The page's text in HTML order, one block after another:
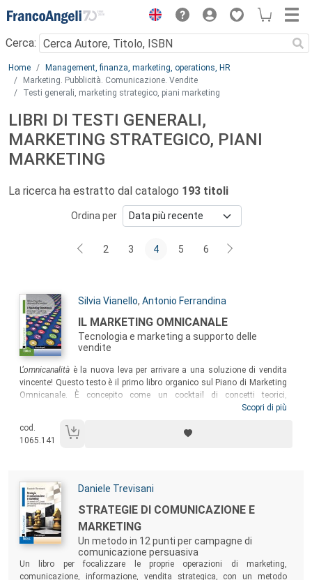
Menu
Cerca:
Main content
Home
Management, finanza, marketing, operations, HR
Marketing. Pubblicità. Comunicazione. Vendite
Testi generali, marketing strategico, piani marketing
LIBRI DI TESTI GENERALI,
MARKETING STRATEGICO, PIANI
MARKETING
La ricerca ha estratto dal catalogo 193 titoli
Ordina per
2 3 4 5 6
Autori:
Silvia Vianello, Antonio Ferrandina
Titolo:
IL MARKETING OMNICANALE
Tecnologia e marketing a supporto delle
vendite
Sommario:
L’omnicanalità è la nuova leva per arrivare a una soluzione di vendita
vincente! Questo testo è il primo libro organico sul Piano di Marketing
Omnicanale. È concepito come un cocktail di concetti teorici,
statistiche, ricerche, link, tecniche operative, casi aziendali, focus su
marketing e comunicazione, direttori vendite, store manager e
retailers, e-commerce manager, professional e consulenti di marketing,
Scopri di più
cod.
1065.141
Autori:
Daniele Trevisani
Titolo:
STRATEGIE DI COMUNICAZIONE E
MARKETING
Un metodo in 12 punti per campagne di
comunicazione persuasiva
Sommario:
Un libro per focalizzare le proprie operazioni di marketing,
comunicazione, informazione, vendita strategica, con un metodo